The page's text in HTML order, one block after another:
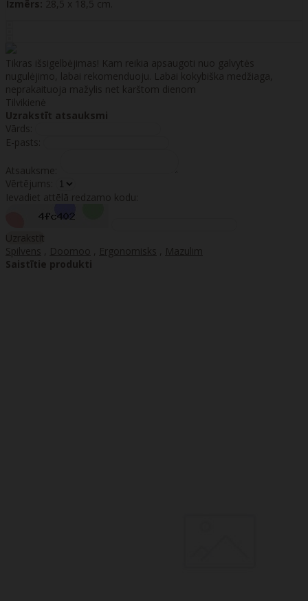
Izmērs: 28,5 x 18,5 cm.
Tikras išsigelbėjimas! Kam reikia apsaugoti nuo galvytės
nugulėjimo, labai rekomenduoju. Labai kokybiška medžiaga,
neprakaituoja mažylis net karštom dienom
Tilvikienė
Uzrakstīt atsauksmi
Vārds:
E-pasts:
Atsauksme:
Vērtējums:
Ievadiet attēlā redzamo kodu:
Uzrakstīt
Spilvens
Doomoo Ergonomisks
Mazulim
Saistītie produkti